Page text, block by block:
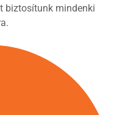
biztosítunk mindenki